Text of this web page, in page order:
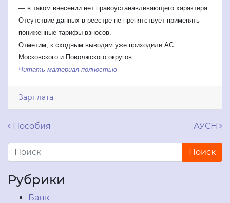
— в таком внесении нет правоустанавливающего характера.
Отсутствие данных в реестре не препятствует применять
пониженные тарифы взносов.
Отметим, к сходным выводам уже приходили АС
Московского и Поволжского округов.
Читать материал полностью
Зарплата
Навигация по записям
Пособия АУСН
Рубрики
Банк